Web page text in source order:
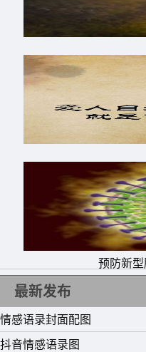
12、世界上有
药叫爱情!唉，
13、温柔如泉
14、你是月
去，深情地看
15、你爱他吗
是美好的。
预防新
最新发布
情感语录封面配图
抖音情感语录图